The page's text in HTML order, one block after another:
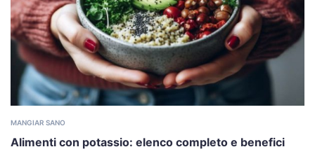
MANGIAR SANO
Alimenti con potassio: elenco completo e benefici